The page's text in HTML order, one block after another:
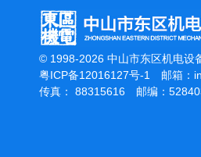
© 1998-2026 中山市东区机电设
粤ICP备12016127号-1 邮箱：
传真： 88315616 邮编：